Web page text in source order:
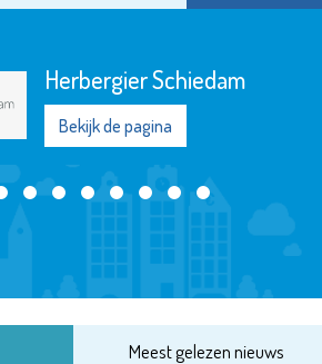
Herbergier Schiedam
Bekijk de pagina
Meest gelezen nieuws